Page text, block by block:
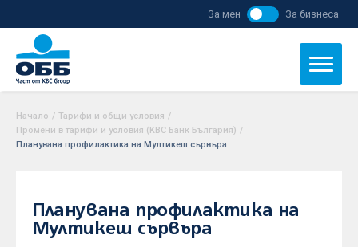
За мен За бизнеса
Начало / Тарифи и общи условия /
Промени в тарифи и условия (KBC Банк България) /
Планувана профилактика на Мултикеш сървъра
Планувана профилактика на
Мултикеш сървъра